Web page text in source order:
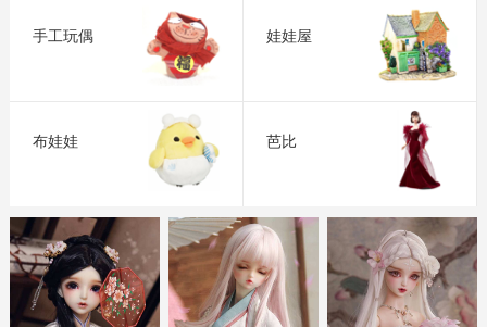
手工玩偶 娃娃屋
布娃娃 芭比